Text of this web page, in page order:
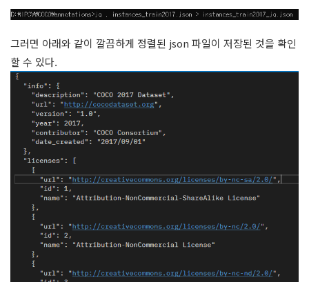
그러면 아래와 같이 깔끔하게 정렬된 json 파일이 저장된 것을 확인
할 수 있다.